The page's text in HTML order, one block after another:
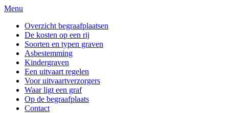
Menu
Overzicht begraafplaatsen
De kosten op een rij
Soorten en typen graven
Asbestemming
Kindergraven
Een uitvaart regelen
Voor uitvaartverzorgers
Waar ligt een graf
Op de begraafplaats
Contact